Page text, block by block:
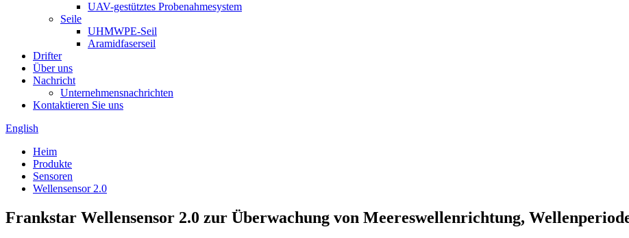
UAV-gestütztes Probenahmesystem
Seile
UHMWPE-Seil
Aramidfaserseil
Drifter
Über uns
Nachricht
Unternehmensnachrichten
Kontaktieren Sie uns
English
Heim
Produkte
Sensoren
Wellensensor 2.0
Frankstar Wellensensor 2.0 zur Überwachung von Meereswellenrichtung,